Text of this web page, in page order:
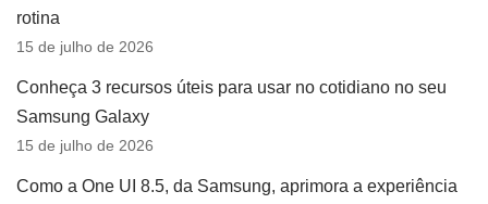
rotina
15 de julho de 2026
Conheça 3 recursos úteis para usar no cotidiano no seu
Samsung Galaxy
15 de julho de 2026
Como a One UI 8.5, da Samsung, aprimora a experiência